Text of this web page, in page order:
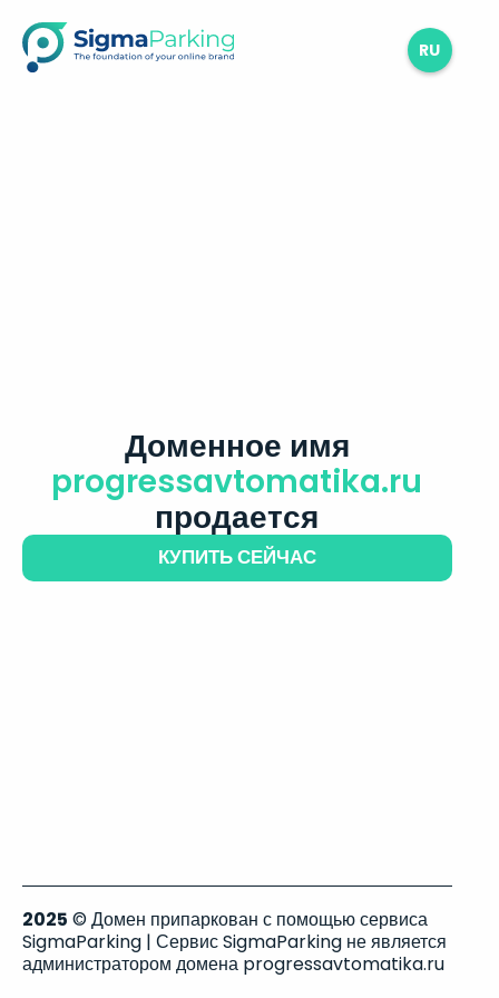
RU
Доменное имя
progressavtomatika.ru
продается
КУПИТЬ СЕЙЧАС
2025 © Домен припаркован с помощью сервиса
SigmaParking | Сервис SigmaParking не является
администратором домена progressavtomatika.ru